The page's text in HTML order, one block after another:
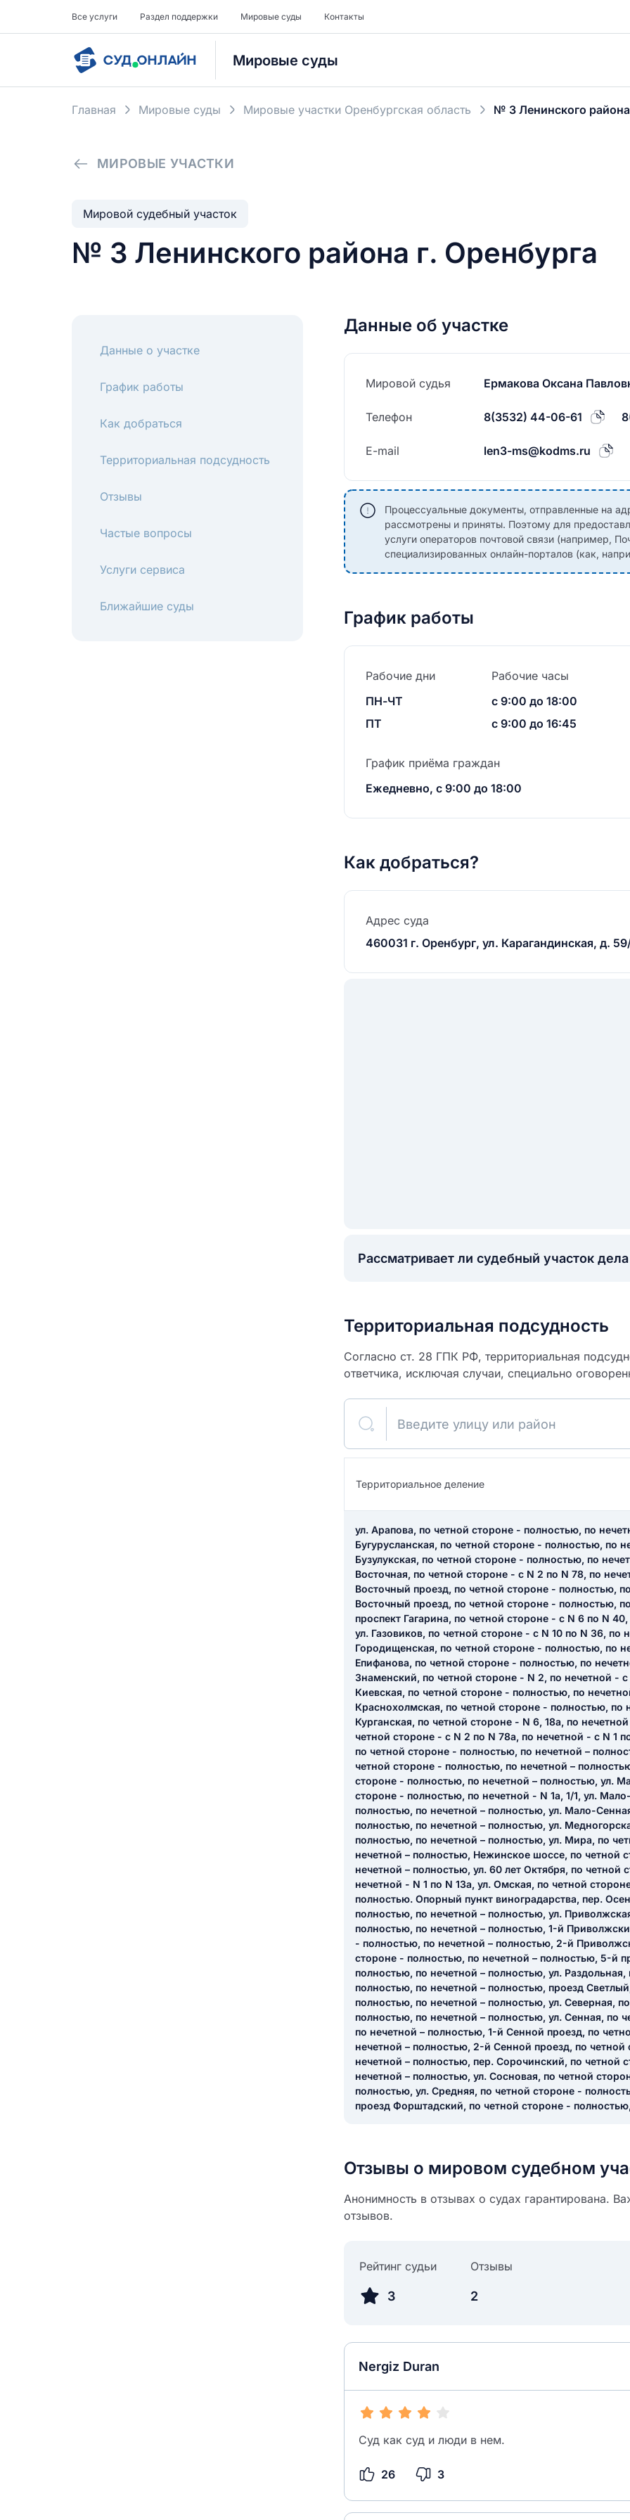
Все услуги Раздел поддержки Мировые суды Контакты
Мировые суды
Главная Мировые суды Мировые участки Оренбургская область № 3 Ленинского
МИРОВЫЕ УЧАСТКИ
Мировой судебный участок
№ 3 Ленинского района г. Оренбурга
Данные о участке
График работы
Как добраться
Территориальная подсудность
Отзывы
Частые вопросы
Услуги сервиса
Ближайшие суды
Данные об участке
Мировой судья Ермакова Оксана
Телефон 8(3532) 44-06-61
E-mail len3-ms@kodms.ru
Процессуальные документы, отправленные на
рассмотрены и приняты. Поэтому для
услуги операторов почтовой связи (например,
специализированных онлайн-порталов (как,
График работы
Рабочие дни
ПН-ЧТ
ПТ
Рабочие часы
с 9:00 до 18:00
с 9:00 до 16:45
График приёма граждан
Ежедневно, с 9:00 до 18:00
Как добраться?
Адрес суда
460031 г. Оренбург, ул. Карагандинская, д.
Рассматривает ли судебный участок
Территориальная подсудность
Согласно ст. 28 ГПК РФ, территориальная
ответчика, исключая случаи, специально
Введите улицу или район
Территориальное деление
ул. Арапова, по четной стороне - полностью, по
Бугурусланская, по четной стороне - полностью, по
Бузулукская, по четной стороне - полностью, по
Восточная, по четной стороне - с N 2 по N 78, по
Восточный проезд, по четной стороне - полностью,
Восточный проезд, по четной стороне - полностью,
проспект Гагарина, по четной стороне - с N 6 по N
ул. Газовиков, по четной стороне - с N 10 по N 36, по
Городищенская, по четной стороне - полностью, по
Епифанова, по четной стороне - полностью, по
Знаменский, по четной стороне - N 2, по нечетной - с
Киевская, по четной стороне - полностью, по
Краснохолмская, по четной стороне - полностью, по
Курганская, по четной стороне - N 6, 18а, по
четной стороне - с N 2 по N 78а, по нечетной - с N 1
по четной стороне - полностью, по нечетной –
четной стороне - полностью, по нечетной –
стороне - полностью, по нечетной – полностью, ул.
стороне - полностью, по нечетной - N 1а, 1/1, ул.
полностью, по нечетной – полностью, ул. Мало-
полностью, по нечетной – полностью, ул.
полностью, по нечетной – полностью, ул. Мира, по
нечетной – полностью, Нежинское шоссе, по четной
нечетной – полностью, ул. 60 лет Октября, по четной
нечетной - N 1 по N 13а, ул. Омская, по четной
полностью. Опорный пункт виноградарства, пер.
полностью, по нечетной – полностью, ул.
полностью, по нечетной – полностью, 1-й
- полностью, по нечетной – полностью, 2-й
стороне - полностью, по нечетной – полностью, 5-й
полностью, по нечетной – полностью, ул.
полностью, по нечетной – полностью, проезд
полностью, по нечетной – полностью, ул. Северная,
полностью, по нечетной – полностью, ул. Сенная, по
по нечетной – полностью, 1-й Сенной проезд, по
нечетной – полностью, 2-й Сенной проезд, по
нечетной – полностью, пер. Сорочинский, по четной
нечетной – полностью, ул. Сосновая, по четной
полностью, ул. Средняя, по четной стороне -
проезд Форштадский, по четной стороне -
Отзывы о мировом судебном
Анонимность в отзывах о судах гарантирована.
отзывов.
Рейтинг судьи
3
Отзывы
2
Nergiz Duran
Суд как суд и люди в нем.
26 3
Как вы оцените
участок?
разрешить
ОСТАВИТЬ
Введите свое имя
Введите свой номер телефона
Ответ на отзыв
разрешить публикацию отзыва
ОСТАВИТЬ ОТЗЫВ
Название населенного пункта
НАЙТИ МЕНЯ
СОХРАНИТЬ